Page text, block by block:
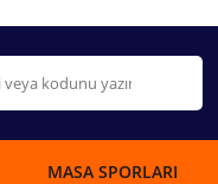
MASA SPORLARI